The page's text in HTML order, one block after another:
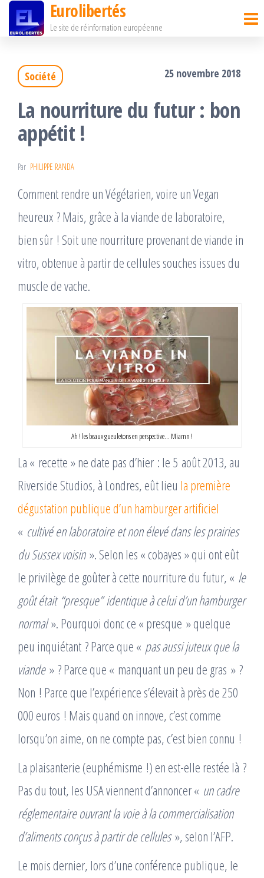
Passer
Eurolibertés
Le site de réinformation européenne
Société 25 novembre 2018
La nourriture du futur : bon
appétit !
Par PHILIPPE RANDA
Comment rendre un Végétarien, voire un Vegan
heureux ? Mais, grâce à la viande de laboratoire,
bien sûr ! Soit une nourriture provenant de viande in
vitro, obtenue à partir de cellules souches issues du
muscle de vache.
Ah ! les beaux gueuletons en perspective… Miamn !
La « recette » ne date pas d’hier : le 5 août 2013, au
Riverside Studios, à Londres, eût lieu la première
dégustation ­publique d’un hamburger artificiel
« cultivé en laboratoire et non élevé dans les prairies
du Sussex voisin ». Selon les « cobayes » qui ont eût
le privilège de goûter à cette nourriture du futur, « le
goût était“presque”identique à celui d’un hamburger
normal ». Pourquoi donc ce « presque » quelque
peu inquiétant ? Parce que « pas aussi juteux que la
viande » ? Parce que « manquant un peu de gras » ?
Non ! Parce que l’expérience s’élevait à près de 250
000 euros ! Mais quand on innove, c’est comme
lorsqu’on aime, on ne compte pas, c’est bien connu !
La plaisanterie (euphémisme !) en est-elle restée là ?
Pas du tout, les USA viennent d’annoncer « un cadre
réglementaire ouvrant la voie à la commercialisation
d’aliments conçus à partir de cellules», selon l’AFP.
Le mois dernier, lors d’une conférence publique, le